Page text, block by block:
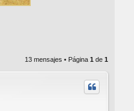
13 mensajes • Página 1 de 1